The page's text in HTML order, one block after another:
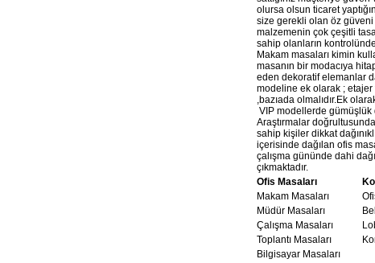
olursa olsun ticaret
size gerekli olan öz güveni
malzemenin çok çeşitli
sahip olanların
Makam masaları kimin
masanın bir modacıya
eden dekoratif elemanlar
modeline ek olarak ; etajer
,bazıada olmalıdır.Ek
VIP modellerde gümüşlük
Araştırmalar doğrultusunda
sahip kişiler dikkat
içerisinde dağılan ofis
çalışma gününde dahi
çıkmaktadır.
Ofis Masaları
Makam Masaları
Müdür Masaları
Çalışma Masaları
Toplantı Masaları
Bilgisayar Masaları